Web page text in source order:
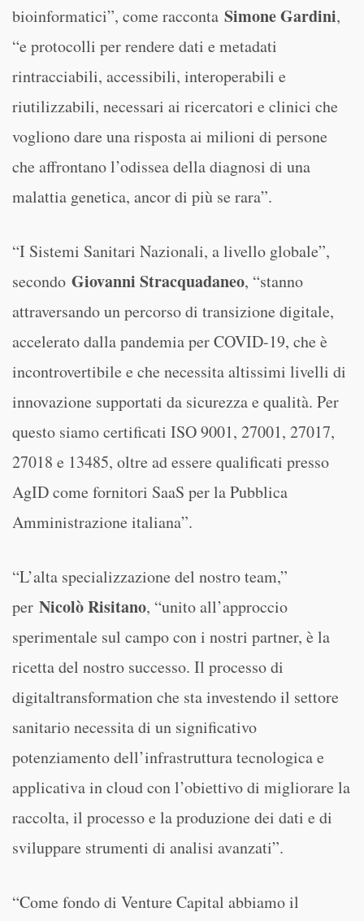
bioinformatici”, come racconta Simone Gardini,
“e protocolli per rendere dati e metadati
rintracciabili, accessibili, interoperabili e
riutilizzabili, necessari ai ricercatori e clinici che
vogliono dare una risposta ai milioni di persone
che affrontano l’odissea della diagnosi di una
malattia genetica, ancor di più se rara”.
“I Sistemi Sanitari Nazionali, a livello globale”,
secondo Giovanni Stracquadaneo, “stanno
attraversando un percorso di transizione digitale,
accelerato dalla pandemia per COVID-19, che è
incontrovertibile e che necessita altissimi livelli di
innovazione supportati da sicurezza e qualità. Per
questo siamo certificati ISO 9001, 27001, 27017,
27018 e 13485, oltre ad essere qualificati presso
AgID come fornitori SaaS per la Pubblica
Amministrazione italiana”.
“L’alta specializzazione del nostro team,”
per Nicolò Risitano, “unito all’approccio
sperimentale sul campo con i nostri partner, è la
ricetta del nostro successo. Il processo di
digitaltransformation che sta investendo il settore
sanitario necessita di un significativo
potenziamento dell’infrastruttura tecnologica e
applicativa in cloud con l’obiettivo di migliorare la
raccolta, il processo e la produzione dei dati e di
sviluppare strumenti di analisi avanzati”.
“Come fondo di Venture Capital abbiamo il